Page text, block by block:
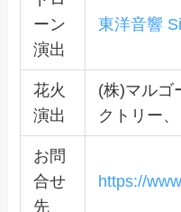
ーン
演出
東洋音響
花火
演出
(株)マルゴ
クトリー
お問
合せ
先
https://